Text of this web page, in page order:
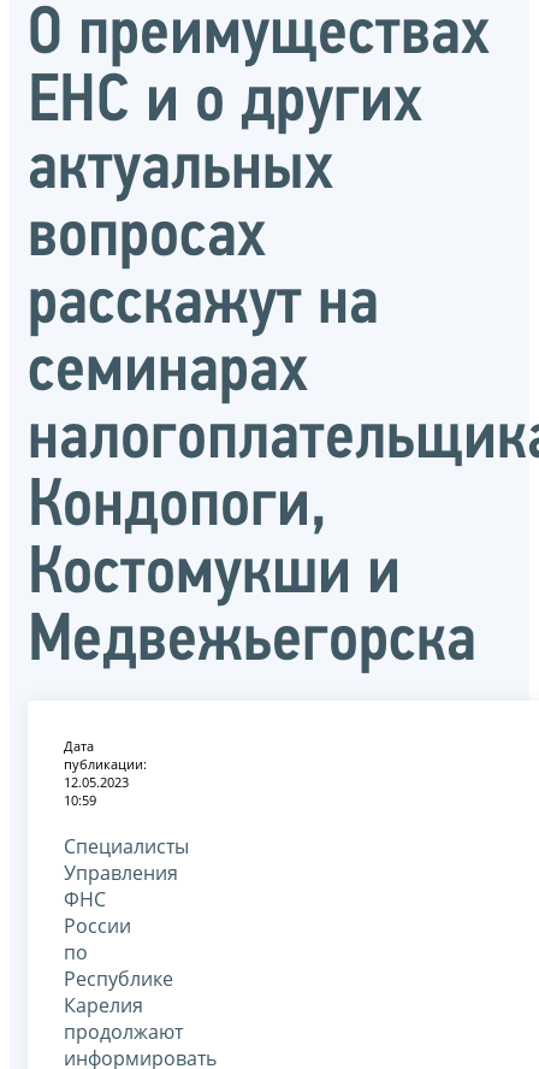
О преимуществах
ЕНС и о других
актуальных
вопросах
расскажут на
семинарах
Кондопоги,
Костомукши и
Медвежьегорска
Дата
публикации:
12.05.2023
10:59
Специалисты
Управления
ФНС
России
по
Республике
Карелия
продолжают
информировать